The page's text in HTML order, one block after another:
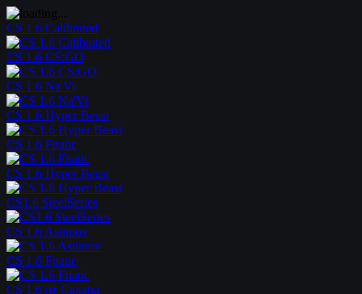
CS 1.6 Calibrated
CS 1.6 CS:GO
CS 1.6 Na'Vi
CS 1.6 Hyper Beast
CS 1.6 Fnatic
CS 1.6 Hyper Beast
CS1.6 SteelSeries
CS 1.6 Asiimov
CS 1.6 Fnatic
CS 1.6 от Сахара